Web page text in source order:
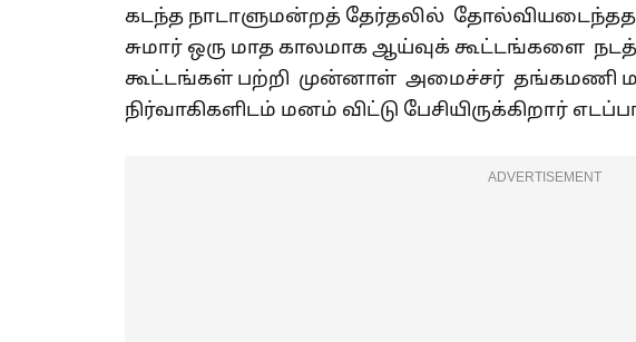
கடந்த நாடாளுமன்றத் தேர்தலில்
சுமார் ஒரு மாத காலமாக ஆய்வுக் கூட்டங்களை
கூட்டங்கள் பற்றி முன்னாள் அமைச்சர் தங்கமணி
நிர்வாகிகளிடம் மனம் விட்டு பேசியிருக்கிறார்
ADVERTISEMENT